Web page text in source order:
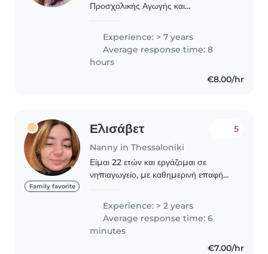
Προσχολικής Αγωγής και
μεταπτυχιακού στην Εκπαιδευτική
Ρομποτική και τις Νέες Τεχνολογίες
στην Εκπαίδευση. Παράλληλα, έχω
ολοκληρώσει..
Experience: > 7 years
Average response time: 8
hours
€8.00/hr
Family favorite
Ελισάβετ
Nanny in Thessaloniki
5
Είμαι 22 ετών και εργάζομαι σε
νηπιαγωγείο, με καθημερινή επαφή
ηλικίας. Παράλληλα, διαθέτω εμπειρία
στη φύλαξη παιδιών κατ' οίκον, σε
διάφορες ηλικίες,..
Experience: > 2 years
Average response time: 6
minutes
€7.00/hr